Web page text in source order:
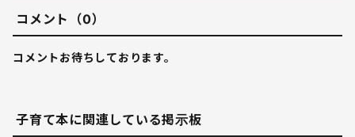
コメント（0）
コメントお待ちしております。
子育て本に関連している掲示板